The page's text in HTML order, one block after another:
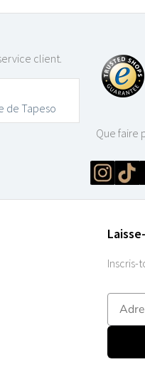
client.
de Tapeso
Que faire
Inscris-
E-